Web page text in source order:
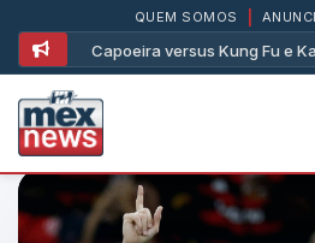
Assim foi com a Lambada e
QUEM SOMOS